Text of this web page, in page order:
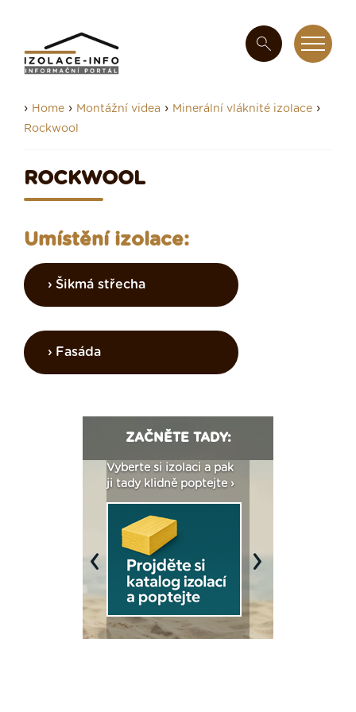
› Home › Montážní videa › Minerální vláknité izolace ›
Rockwool
ROCKWOOL
Umístění izolace:
Šikmá střecha
Fasáda
ZAČNĚTE TADY:
Vyberte si izolaci a pak
ji tady klidně poptejte ›
Previous Next